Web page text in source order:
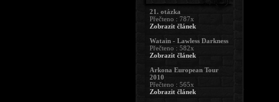
21. otázka
Přečteno : 787x
Zobrazit článek
Watain - Lawless Darkness
Přečteno : 582x
Zobrazit článek
Arkona European Tour
2010
Přečteno : 565x
Zobrazit článek